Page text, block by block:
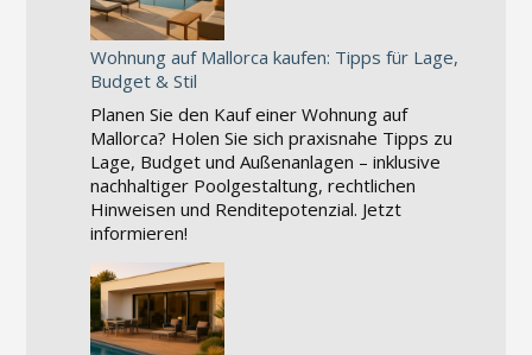
Wohnung auf Mallorca kaufen: Tipps für Lage,
Budget & Stil
Planen Sie den Kauf einer Wohnung auf
Mallorca? Holen Sie sich praxisnahe Tipps zu
Lage, Budget und Außenanlagen – inklusive
nachhaltiger Poolgestaltung, rechtlichen
Hinweisen und Renditepotenzial. Jetzt
informieren!